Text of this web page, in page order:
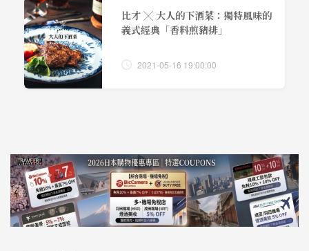
比才 ╳ 大人的下酒菜：獨特風味的
義式經典「香料煎豬排」
2021-05-16 19:00:00